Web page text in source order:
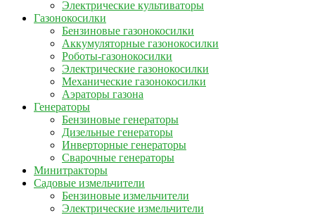
Электрические культиваторы
Газонокосилки
Бензиновые газонокосилки
Аккумуляторные газонокосилки
Роботы-газонокосилки
Электрические газонокосилки
Механические газонокосилки
Аэраторы газона
Генераторы
Бензиновые генераторы
Дизельные генераторы
Инверторные генераторы
Сварочные генераторы
Минитракторы
Садовые измельчители
Бензиновые измельчители
Электрические измельчители